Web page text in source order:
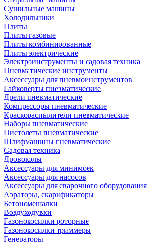
Сушильные машины
Холодильники
Плиты
Плиты газовые
Плиты комбинированные
Плиты электрические
Электроинструменты и садовая техника
Пневматические инструменты
Аксессуары для пневмоинструментов
Гайковерты пневматические
Дрели пневматические
Компрессоры пневматические
Краскораспылители пневматические
Наборы пневматические
Пистолеты пневматические
Шлифмашины пневматические
Садовая техника
Дровоколы
Аксессуары для минимоек
Аксессуары для насосов
Аксессуары для сварочного оборудования
Аэраторы, скарификаторы
Бетономешалки
Воздуходувки
Газонокосилки роторные
Газонокосилки триммеры
Генераторы